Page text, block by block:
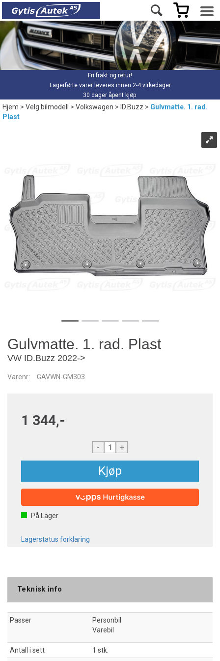
Fri frakt og retur!
Lagerførte varer leveres innen 2-4 virkedager
30 dager åpent kjøp
Hjem>Velg bilmodell >Volkswagen> ID.Buzz>Gulvmatte. 1. rad.
Plast
Gulvmatte. 1. rad. Plast
VW ID.Buzz 2022->
Varenr: GAVWN-GM303
1 344,-
- +
Kjøp
På Lager
Lagerstatus forklaring
Teknisk info
Passer
Personbil
Varebil
Antall i sett
1 stk.